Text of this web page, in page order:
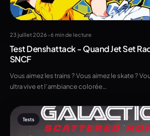
23 juillet 2026 •6 min de lecture
Test Denshattack - Quand Jet Set
SNCF
Vous aimez les trains ? Vous aimez le skate ?
ultra vive et l’ambiance colorée…
Tests